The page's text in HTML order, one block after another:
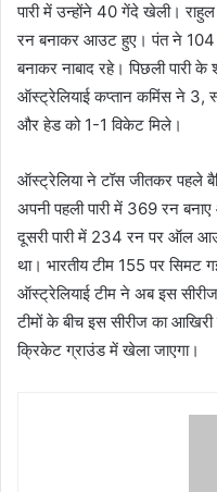
पारी में उन्होंने 40 गेंदे खेली।
रन बनाकर आउट हुए। पंत ने
बनाकर नाबाद रहे। पिछली पारी
ऑस्ट्रेलियाई कप्तान कमिंस ने 3,
और हेड को 1-1 विकेट मिले।
ऑस्ट्रेलिया ने टॉस जीतकर पहले
अपनी पहली पारी में 369 रन
दूसरी पारी में 234 रन पर ऑल
था। भारतीय टीम 155 पर
ऑस्ट्रेलियाई टीम ने अब इस
टीमों के बीच इस सीरीज का
क्रिकेट ग्राउंड में खेला जाएगा।